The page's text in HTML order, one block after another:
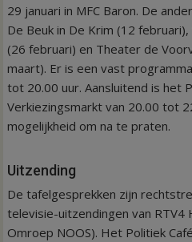
29 januari in MFC Baron. De
De Beuk in De Krim (12
(26 februari) en Theater de
maart). Er is een vast
tot 20.00 uur. Aansluitend is het
Verkiezingsmarkt van 20.00 tot
mogelijkheid om na te praten.
Uitzending
De tafelgesprekken zijn
televisie-uitzendingen van RTV4
Omroep NOOS). Het Politiek